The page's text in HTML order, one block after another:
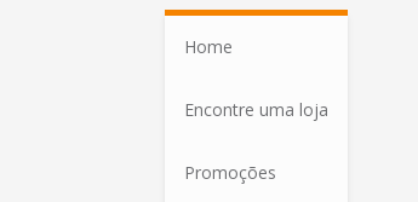
Home
Encontre uma loja
Promoções